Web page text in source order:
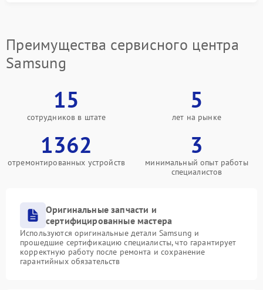
Преимущества сервисного центра
Samsung
15
сотрудников в штате
5
лет на рынке
1362
отремонтированных устройств
3
минимальный опыт работы
специалистов
Оригинальные запчасти и
сертифицированные мастера
Используются оригинальные детали Samsung и
прошедшие сертификацию специалисты, что гарантирует
корректную работу после ремонта и сохранение
гарантийных обязательств